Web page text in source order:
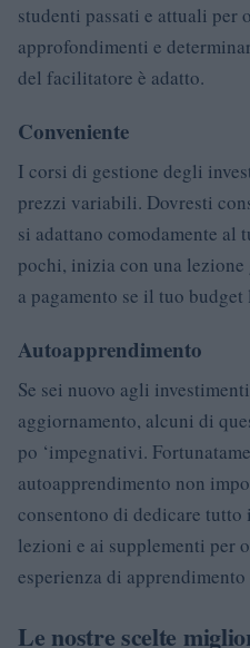
studenti passati e attuali per
approfondimenti e
del facilitatore è adatto.
Conveniente
I corsi di gestione degli
prezzi variabili. Dovresti
si adattano comodamente al
pochi, inizia con una
a pagamento se il tuo budget
Autoapprendimento
Se sei nuovo agli
aggiornamento, alcuni di
po ‘impegnativi.
autoapprendimento non
consentono di dedicare tutto
lezioni e ai supplementi per
esperienza di
Le nostre scelte